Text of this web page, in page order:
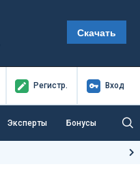
Скачать
Регистр. Вход
Эксперты Бонусы